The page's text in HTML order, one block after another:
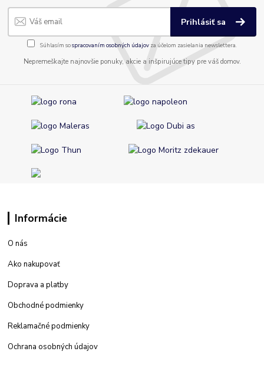
Prihlásiť sa
Súhlasím sospracovaním osobných údajov za účelom zasielania newslettera.
Nepremeškajte najnovšie ponuky, akcie a inšpirujúce tipy pre váš domov.
Informácie
O nás
Ako nakupovať
Doprava a platby
Obchodné podmienky
Reklamačné podmienky
Ochrana osobných údajov